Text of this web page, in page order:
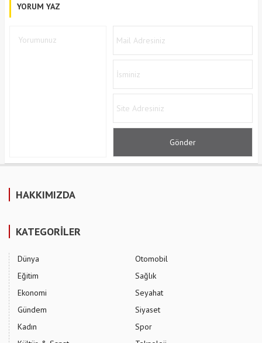
YORUM YAZ
HAKKIMIZDA
KATEGORİLER
Dünya
Eğitim
Ekonomi
Gündem
Kadın
Otomobil
Sağlık
Seyahat
Siyaset
Spor